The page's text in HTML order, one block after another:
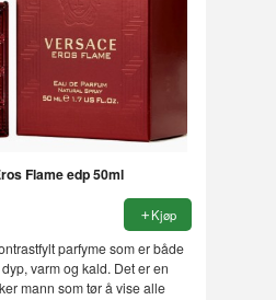
Flame edp 50ml
Kjøp
parfyme som er både
varm og kald. Det er en
mann som tør å vise alle